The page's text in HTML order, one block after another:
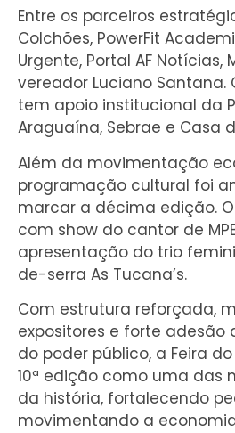
Entre os parceiros
Colchões, PowerFit
Urgente, Portal AF Notícias,
vereador Luciano
tem apoio institucional da
Araguaína, Sebrae e Casa
Além da movimentação
programação cultural foi
marcar a décima edição.
com show do cantor de
apresentação do trio
de-serra As Tucana’s.
Com estrutura reforçada,
expositores e forte adesão
do poder público, a Feira
10ª edição como uma das
da história, fortalecendo
movimentando a